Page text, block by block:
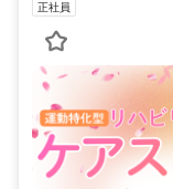
正社員